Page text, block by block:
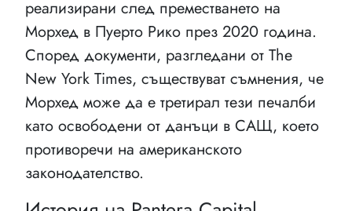
реализирани след преместването на
Морхед в Пуерто Рико през 2020 година.
Според документи, разгледани от The
New York Times, съществуват съмнения, че
Морхед може да е третирал тези печалби
като освободени от данъци в САЩ, което
противоречи на американското
законодателство.